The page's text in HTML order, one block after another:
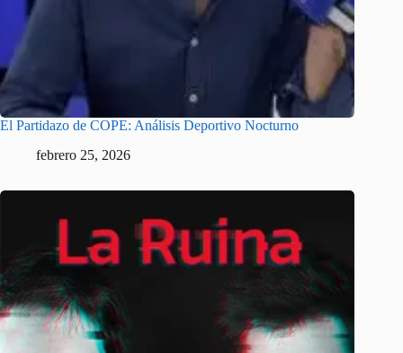
El Partidazo de COPE: Análisis Deportivo Nocturno
febrero 25, 2026